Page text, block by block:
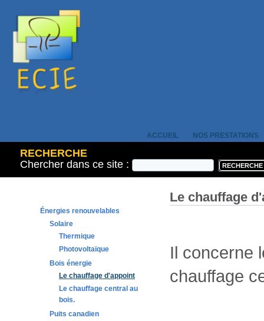
ACCUEIL NOS PRESTATIONS
RECHERCHE
Chercher dans ce site :
Énergies renouvelables
Solaire
Thermique
Photovoltaïque
Bois énergie
Le chauffage d'appoint
Le chauffage central au
bois.
Puits canadien
Le chauffage
Il concerne
chauffage